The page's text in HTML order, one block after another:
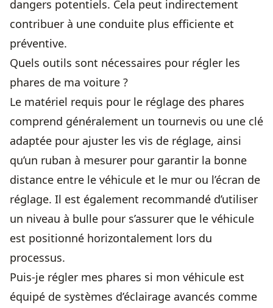
dangers potentiels. Cela peut indirectement
contribuer à une conduite plus efficiente et
préventive.
Quels outils sont nécessaires pour régler les
phares de ma voiture ?
Le matériel requis pour le réglage des phares
comprend généralement un tournevis ou une clé
adaptée pour ajuster les vis de réglage, ainsi
qu’un ruban à mesurer pour garantir la bonne
distance entre le véhicule et le mur ou l’écran de
réglage. Il est également recommandé d’utiliser
un niveau à bulle pour s’assurer que le véhicule
est positionné horizontalement lors du
processus.
Puis-je régler mes phares si mon véhicule est
équipé de systèmes d’éclairage avancés comme